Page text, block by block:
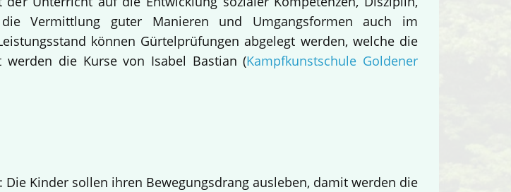
Vermittlung guter Manieren und Umgangsformen auch im
können Gürtelprüfungen abgelegt werden, welche die
werden die Kurse von Isabel Bastian (Kampfkunstschule Goldener
Kinder sollen ihren Bewegungsdrang ausleben, damit werden die